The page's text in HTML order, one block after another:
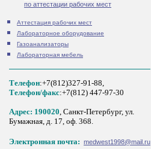
по аттестации рабочих мест
Аттестация рабочих мест
Лабораторное оборудование
Газоанализаторы
Лабораторная мебель
Телефон:+7(812)327-91-88,
Tелефон/факс:+7(812) 447-97-30
Адрес: 190020, Санкт-Петербург, ул.
Бумажная, д. 17, оф. 368.
Электронная почта: medwest1998@mail.ru